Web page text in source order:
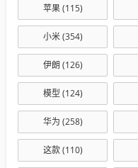
苹果(115)
小米(354)
伊朗 (126)
模型 (124)
华为 (258)
这款(110)